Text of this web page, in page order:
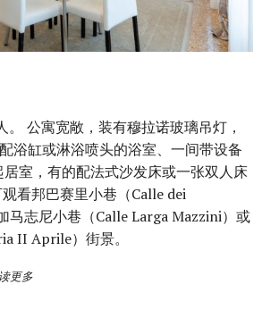
。 公寓宽敞，装有穆拉诺玻璃吊灯，
浴缸或淋浴喷头的浴室、一间带设备
室，有的配法式沙发床或一张双人床
观看邦巴赛里小巷（Calle dei
马志尼小巷（Calle Larga Mazzini）或
II Aprile）街景。
更多